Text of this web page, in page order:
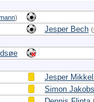
)
Jesper Bech (
Jesper
Simon